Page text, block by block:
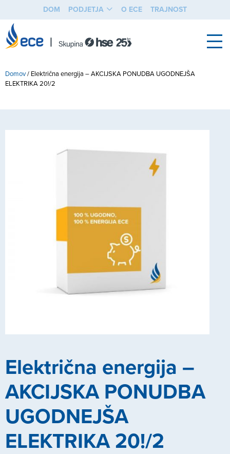
DOM PODJETJA O ECE TRAJNOST
Domov/ Električna energija – AKCIJSKA PONUDBA UGODNEJŠA
ELEKTRIKA 20!/2
Električna energija –
AKCIJSKA PONUDBA
UGODNEJŠA
ELEKTRIKA 20!/2